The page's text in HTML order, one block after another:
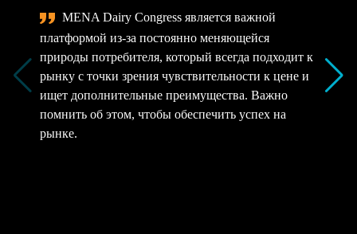
MENA Dairy Congress является важной
платформой из-за постоянно меняющейся
природы потребителя, который всегда подходит к
рынку с точки зрения чувствительности к цене и
ищет дополнительные преимущества. Важно
помнить об этом, чтобы обеспечить успех на
рынке.